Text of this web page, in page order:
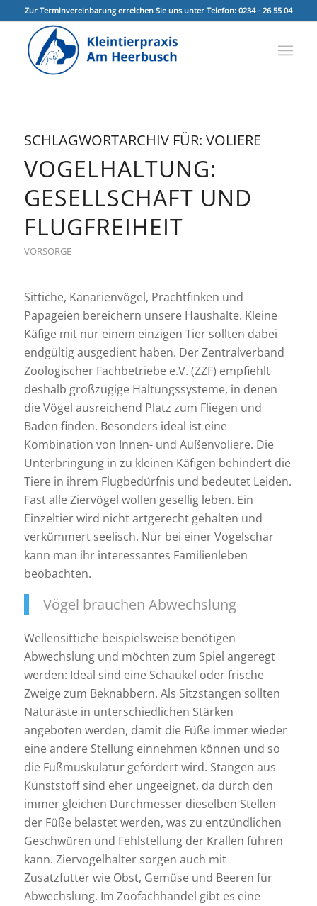
Zur Terminvereinbarung erreichen Sie uns unter Telefon: 0234 - 26 55 04
SCHLAGWORTARCHIV FÜR: VOLIERE
VOGELHALTUNG:
GESELLSCHAFT UND
FLUGFREIHEIT
VORSORGE
Sittiche, Kanarienvögel, Prachtfinken und
Papageien bereichern unsere Haushalte. Kleine
Käfige mit nur einem einzigen Tier sollten dabei
endgültig ausgedient haben. Der Zentralverband
Zoologischer Fachbetriebe e.V. (ZZF) empfiehlt
deshalb großzügige Haltungssysteme, in denen
die Vögel ausreichend Platz zum Fliegen und
Baden finden. Besonders ideal ist eine
Kombination von Innen- und Außenvoliere. Die
Unterbringung in zu kleinen Käfigen behindert die
Tiere in ihrem Flugbedürfnis und bedeutet Leiden.
Fast alle Ziervögel wollen gesellig leben. Ein
Einzeltier wird nicht artgerecht gehalten und
verkümmert seelisch. Nur bei einer Vogelschar
kann man ihr interessantes Familienleben
beobachten.
Vögel brauchen Abwechslung
Wellensittiche beispielsweise benötigen
Abwechslung und möchten zum Spiel angeregt
werden: Ideal sind eine Schaukel oder frische
Zweige zum Beknabbern. Als Sitzstangen sollten
Naturäste in unterschiedlichen Stärken
angeboten werden, damit die Füße immer wieder
eine andere Stellung einnehmen können und so
die Fußmuskulatur gefördert wird. Stangen aus
Kunststoff sind eher ungeeignet, da durch den
immer gleichen Durchmesser dieselben Stellen
der Füße belastet werden, was zu entzündlichen
Geschwüren und Fehlstellung der Krallen führen
kann. Ziervogelhalter sorgen auch mit
Zusatzfutter wie Obst, Gemüse und Beeren für
Abwechslung. Im Zoofachhandel gibt es eine